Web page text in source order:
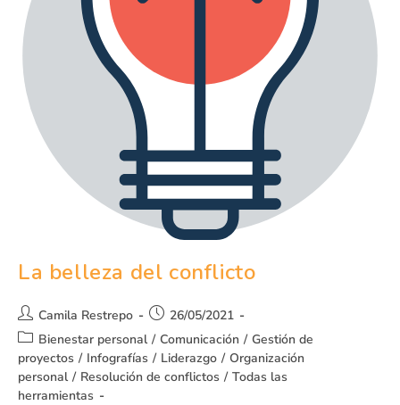
La belleza del conflicto
Camila Restrepo
26/05/2021
Bienestar personal / Comunicación / Gestión de
proyectos / Infografías / Liderazgo / Organización
personal / Resolución de conflictos / Todas las
herramientas